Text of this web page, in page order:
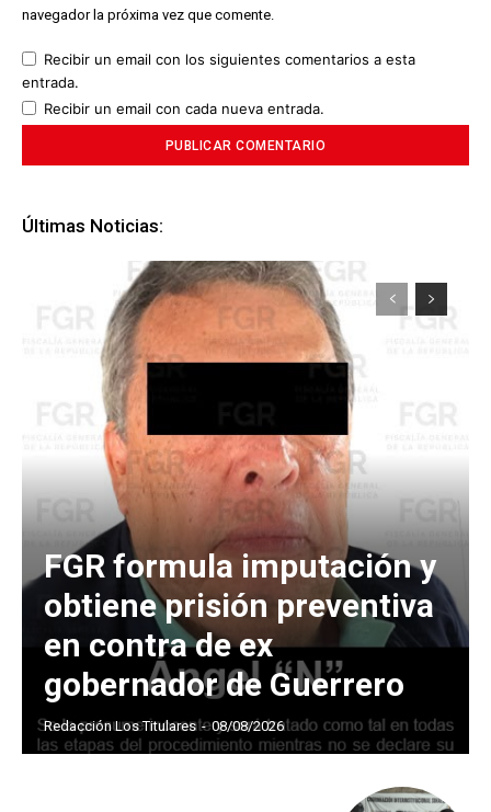
navegador la próxima vez que comente.
Recibir un email con los siguientes comentarios a esta
entrada.
Recibir un email con cada nueva entrada.
Últimas Noticias:
FGR formula imputación y
obtiene prisión preventiva
en contra de ex
gobernador de Guerrero
Redacción Los Titulares - 08/08/2026